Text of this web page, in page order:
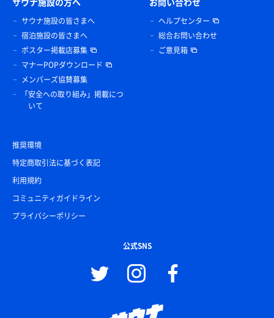
サウナ施設の皆さまへ
宿泊施設の皆さまへ
ポスター掲載店募集
マナーPOPダウンロード
メンバーズ協賛募集
「安全への取り組み」掲載につ
いて
ヘルプセンター
総合お問い合わせ
ご意見箱
推奨環境
特定商取引法に基づく表記
利用規約
コミュニティガイドライン
プライバシーポリシー
公式SNS